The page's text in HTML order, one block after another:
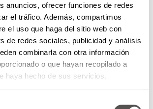
anuncios, ofrecer funciones de redes
el tráfico. Además, compartimos
el uso que haga del sitio web con
de redes sociales, publicidad y análisis
combinarla con otra información
o que hayan recopilado a
haya hecho de sus servicios.
más comunes se encuentran:
: relacionado con la forma en que
responden a señales hormonales.
: implicados en la regulación
folicular ovárico.
descubiertos en estudios de